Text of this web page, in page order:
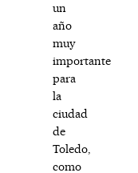
un
año
muy
importante
para
la
ciudad
de
Toledo,
como